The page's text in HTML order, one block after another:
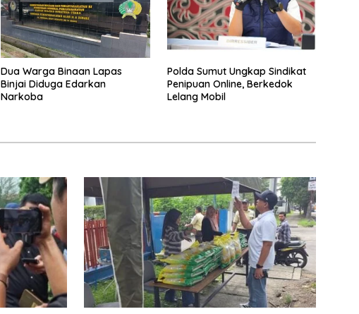
Dua Warga Binaan Lapas
Binjai Diduga Edarkan
Narkoba
Polda Sumut Ungkap Sindikat
Penipuan Online, Berkedok
Lelang Mobil